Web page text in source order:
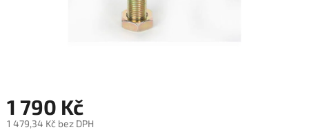
1 790 Kč
1 479,34 Kč bez DPH